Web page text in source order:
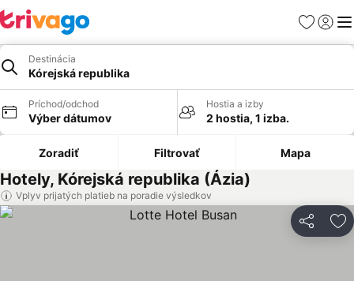
Obľúbené
Destinácia
Kórejská republika
Príchod/odchod
Výber dátumov
Hostia a izby
2 hostia, 1 izba.
Zoradiť Filtrovať Mapa
Hotely, Kórejská republika (Ázia)
Vplyv prijatých platieb na poradie výsledkov
Zdieľať